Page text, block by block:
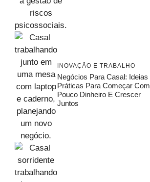
INOVAÇÃO E TRABALHO
Negócios Para Casal: Ideias
Práticas Para Começar Com
Pouco Dinheiro E Crescer
Juntos